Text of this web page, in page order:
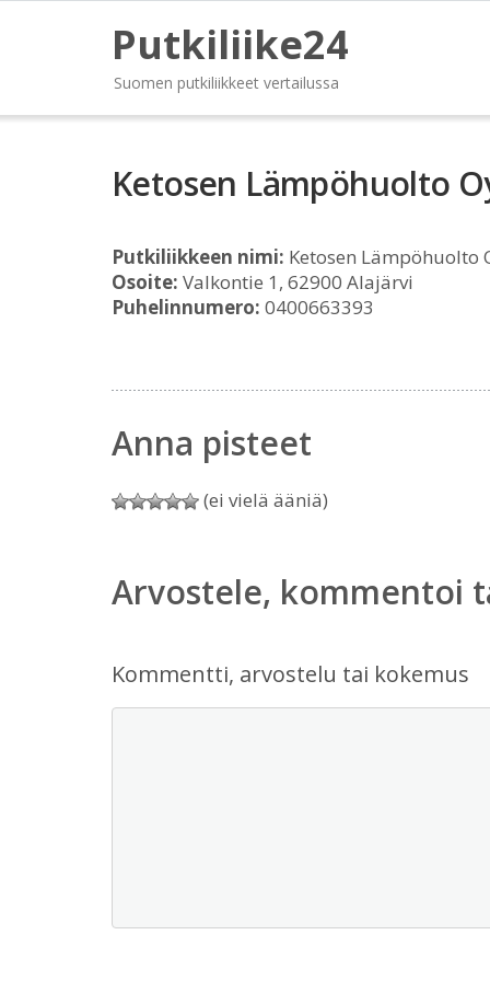
Putkiliike24
Suomen putkiliikkeet vertailussa
Ketosen Lämpöhuolto
Putkiliikkeen nimi: Ketosen Lämpöhuolto
Osoite: Valkontie 1, 62900 Alajärvi
Puhelinnumero: 0400663393
Anna pisteet
(ei vielä ääniä)
Arvostele, kommentoi
Kommentti, arvostelu tai kokemus